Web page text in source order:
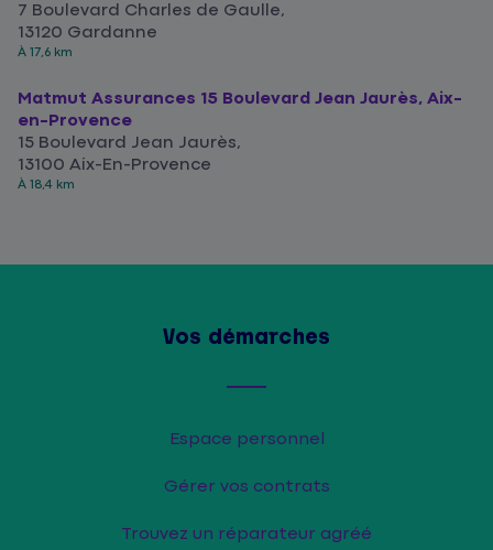
7 Boulevard Charles de Gaulle,
13120 Gardanne
À 17,6 km
Matmut Assurances 15 Boulevard Jean Jaurès, Aix-
en-Provence
15 Boulevard Jean Jaurès,
13100 Aix-En-Provence
À 18,4 km
Vos démarches
Espace personnel
Gérer vos contrats
Trouvez un réparateur agréé